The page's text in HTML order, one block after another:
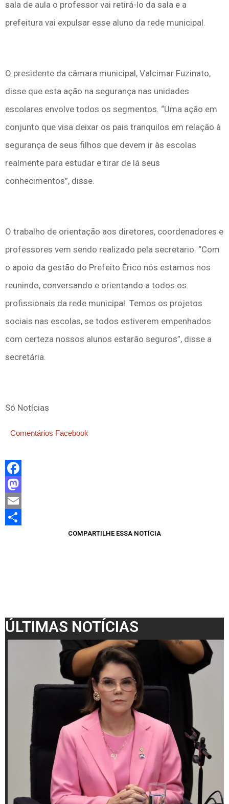
sala de aula o professor vai retirá-lo da sala e a
prefeitura vai expulsar esse aluno da rede municipal.
O presidente da câmara municipal, Valcimar Fuzinato,
disse que esta ação na segurança nas unidades
escolares envolve todos os segmentos. “Uma ação em
conjunto que visa deixar os pais tranquilos em relação à
segurança de seus filhos que devem ir às escolas
realmente para estudar e tirar de lá seus
conhecimentos”, disse.
O trabalho de orientação aos diretores, coordenadores e
professores vem sendo realizado pela secretario. “Com
o apoio da gestão do Prefeito Érico nós estamos nos
reunindo, conversando e orientando a todos os
profissionais da rede municipal. Temos os projetos
sociais nas escolas, se todos estiverem empenhados
com certeza nossos alunos estarão seguros”, disse a
secretária.
Só Notícias
Comentários Facebook
Facebook
Mastodon
Email
COMPARTILHE ESSA NOTÍCIA
ÚLTIMAS NOTÍCIAS